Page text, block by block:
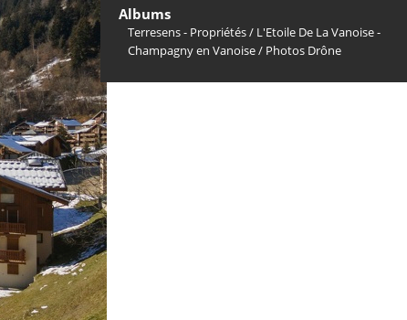
Albums
Terresens - Propriétés/ L'Etoile De La Vanoise -
Champagny en Vanoise/ Photos Drône